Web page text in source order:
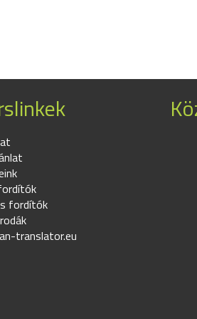
fordítók
translator.eu